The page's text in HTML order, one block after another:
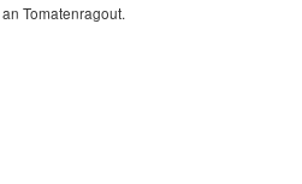
Tomatenragout.